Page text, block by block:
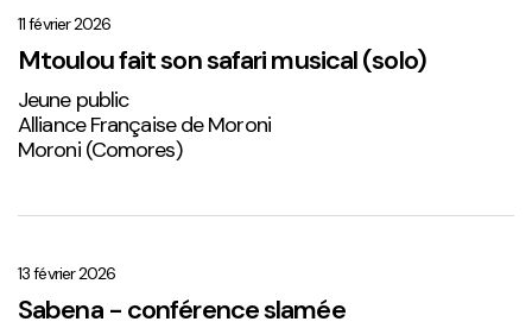
son
safari
musical
(solo)
11 février 2026
Mtoulou fait son safari musical (solo)
Jeune public
Alliance Française de Moroni
Moroni (Comores)
conférence
slamée
13 février 2026
Sabena - conférence slamée